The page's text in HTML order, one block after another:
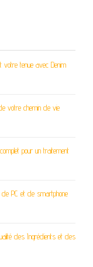
tenue avec Denim
votre chemin de vie
pour un traitement
de PC et de smartphone
des Ingrédients et des